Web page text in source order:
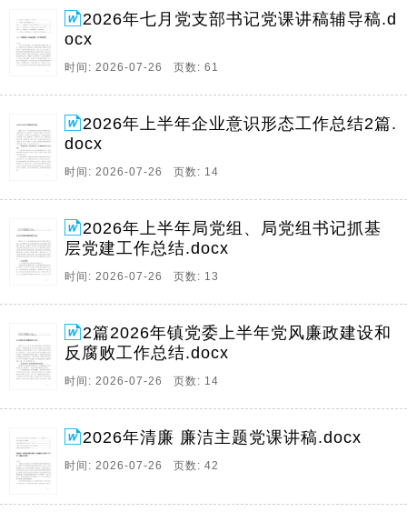
2026年七月党支部书记党课讲稿辅导稿.d
ocx
时间: 2026-07-26 页数: 61
2026年上半年企业意识形态工作总结2篇.
docx
时间: 2026-07-26 页数: 14
2026年上半年局党组、局党组书记抓基
层党建工作总结.docx
时间: 2026-07-26 页数: 13
2篇2026年镇党委上半年党风廉政建设和
反腐败工作总结.docx
时间: 2026-07-26 页数: 14
2026年清廉 廉洁主题党课讲稿.docx
时间: 2026-07-26 页数: 42